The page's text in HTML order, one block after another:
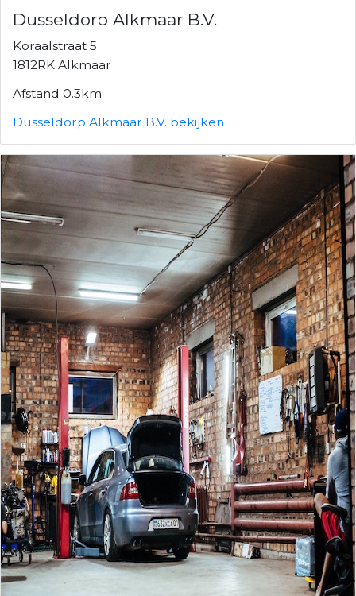
Dusseldorp Alkmaar B.V.
Koraalstraat 5
1812RK Alkmaar
Afstand 0.3km
Dusseldorp Alkmaar B.V. bekijken